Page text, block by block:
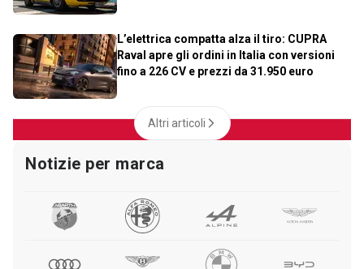
L’elettrica compatta alza il tiro: CUPRA
Raval apre gli ordini in Italia con versioni
fino a 226 CV e prezzi da 31.950 euro
Altri articoli
Notizie per marca